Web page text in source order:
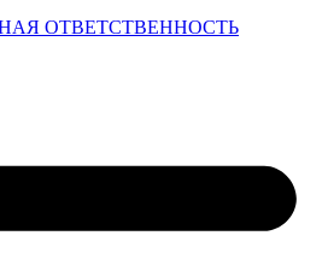
ОТВЕТСТВЕННОСТЬ